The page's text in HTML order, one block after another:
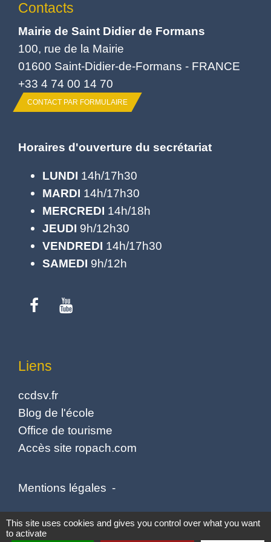
Contacts
Mairie de Saint Didier de Formans
100, rue de la Mairie
01600 Saint-Didier-de-Formans - FRANCE
+33 4 74 00 14 70
CONTACT PAR FORMULAIRE
Horaires d'ouverture du secrétariat
LUNDI 14h/17h30
MARDI 14h/17h30
MERCREDI 14h/18h
JEUDI 9h/12h30
VENDREDI 14h/17h30
SAMEDI 9h/12h
Liens
ccdsv.fr
Blog de l'école
Office de tourisme
Accès site ropach.com
Mentions légales -
Politique de confidentialité - Accessibilité -
This site uses cookies and gives you control over what you want
to activate